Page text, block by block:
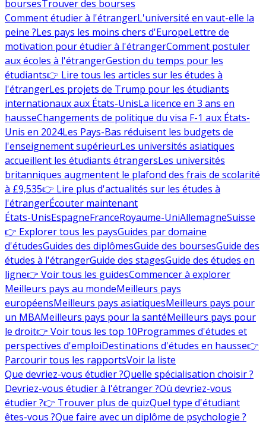
boursesTrouver des bourses
Comment étudier à l'étrangerL'université en vaut-elle la
peine ?Les pays les moins chers d'EuropeLettre de
motivation pour étudier à l'étrangerComment postuler
aux écoles à l'étrangerGestion du temps pour les
étudiants👉 Lire tous les articles sur les études à
l'étrangerLes projets de Trump pour les étudiants
internationaux aux États-UnisLa licence en 3 ans en
hausseChangements de politique du visa F-1 aux États-
Unis en 2024Les Pays-Bas réduisent les budgets de
l'enseignement supérieurLes universités asiatiques
accueillent les étudiants étrangersLes universités
britanniques augmentent le plafond des frais de scolarité
à £9,535👉 Lire plus d'actualités sur les études à
l'étrangerÉcouter maintenant
États-UnisEspagneFranceRoyaume-UniAllemagneSuisse
👉 Explorer tous les paysGuides par domaine
d'étudesGuides des diplômesGuide des boursesGuide des
études à l'étrangerGuide des stagesGuide des études en
ligne👉 Voir tous les guidesCommencer à explorer
Meilleurs pays au mondeMeilleurs pays
européensMeilleurs pays asiatiquesMeilleurs pays pour
un MBAMeilleurs pays pour la santéMeilleurs pays pour
le droit👉 Voir tous les top 10Programmes d'études et
perspectives d'emploiDestinations d'études en hausse👉
Parcourir tous les rapportsVoir la liste
Que devriez-vous étudier ?Quelle spécialisation choisir ?
Devriez-vous étudier à l'étranger ?Où devriez-vous
étudier ?👉 Trouver plus de quizQuel type d'étudiant
êtes-vous ?Que faire avec un diplôme de psychologie ?